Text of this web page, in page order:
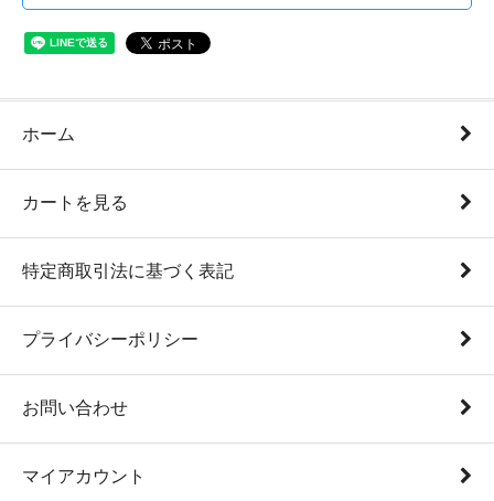
ホーム
カートを見る
特定商取引法に基づく表記
プライバシーポリシー
お問い合わせ
マイアカウント